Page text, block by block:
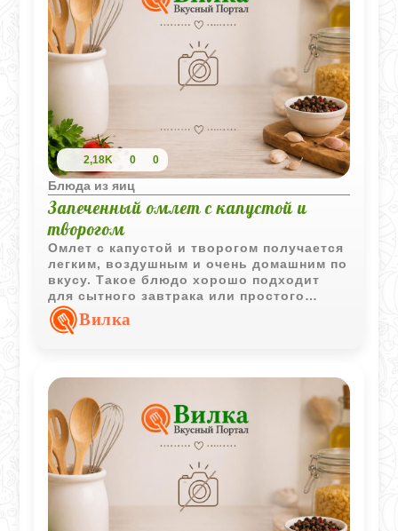
2,18K 0 0
Блюда из яиц
Запеченный омлет с капустой и
творогом
Омлет с капустой и творогом получается
легким, воздушным и очень домашним по
вкусу. Такое блюдо хорошо подходит
для сытного завтрака или простого
ужина без лишней тяжести.
Вилка